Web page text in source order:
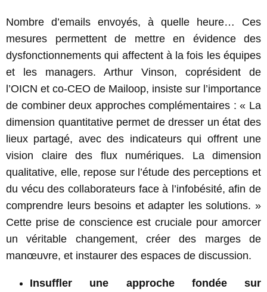
Nombre d’emails envoyés, à quelle heure… Ces
mesures permettent de mettre en évidence des
dysfonctionnements qui affectent à la fois les équipes
et les managers. Arthur Vinson, coprésident de
l’OICN et co-CEO de Mailoop, insiste sur l’importance
de combiner deux approches complémentaires : « La
dimension quantitative permet de dresser un état des
lieux partagé, avec des indicateurs qui offrent une
vision claire des flux numériques. La dimension
qualitative, elle, repose sur l’étude des perceptions et
du vécu des collaborateurs face à l’infobésité, afin de
comprendre leurs besoins et adapter les solutions. »
Cette prise de conscience est cruciale pour amorcer
un véritable changement, créer des marges de
manœuvre, et instaurer des espaces de discussion.
Insuffler une approche fondée sur